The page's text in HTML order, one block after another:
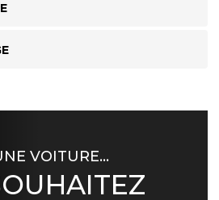
VOITURE…